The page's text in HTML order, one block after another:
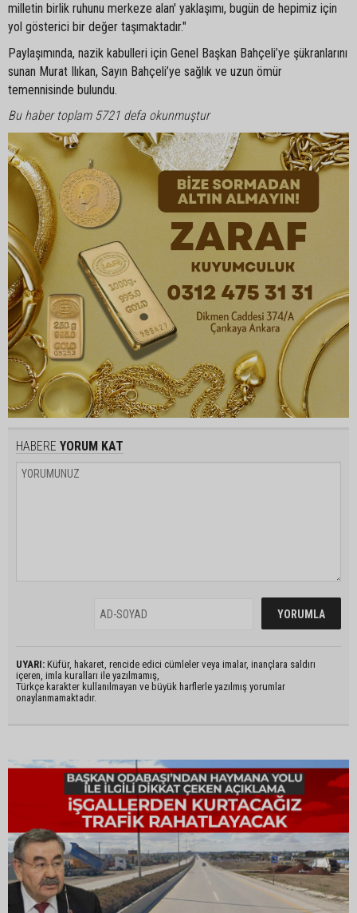
milletin birlik ruhunu merkeze alan' yaklaşımı, bugün de hepimiz için
yol gösterici bir değer taşımaktadır."
Paylaşımında, nazik kabulleri için Genel Başkan Bahçeli’ye şükranlarını
sunan Murat Ilıkan, Sayın Bahçeli’ye sağlık ve uzun ömür
temennisinde bulundu.
Bu haber toplam 5721 defa okunmuştur
HABERE YORUM KAT
UYARI: Küfür, hakaret, rencide edici cümleler veya imalar, inançlara saldırı
içeren, imla kuralları ile yazılmamış,
Türkçe karakter kullanılmayan ve büyük harflerle yazılmış yorumlar
onaylanmamaktadır.